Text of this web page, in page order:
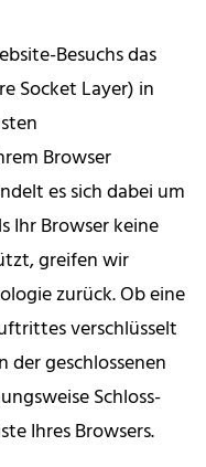
Besuchs das
Socket Layer) in
Browser
es sich dabei um
Ihr Browser keine
greifen wir
zurück. Ob eine
verschlüsselt
der geschlossenen
Schloss-
Ihres Browsers.